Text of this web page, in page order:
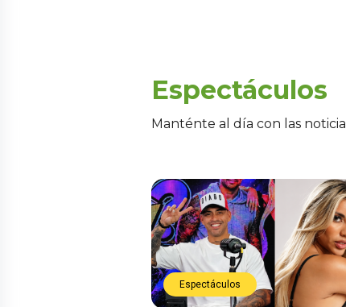
Espectáculos
Manténte al día con las
Espectáculos